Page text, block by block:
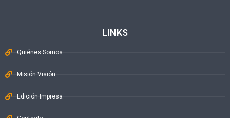
LINKS
Quiénes Somos
Misión Visión
Edición Impresa